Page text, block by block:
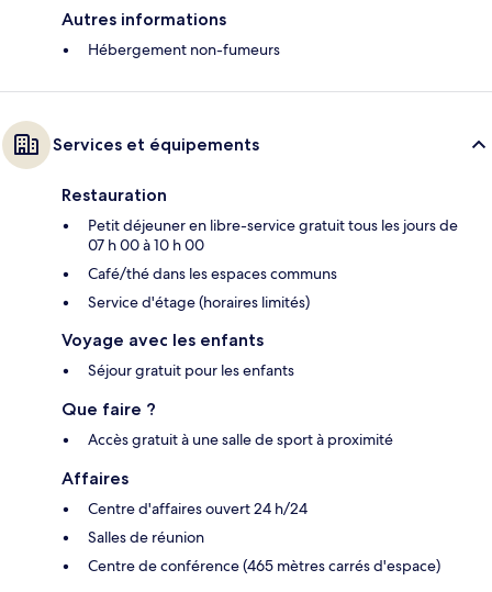
Autres informations
Hébergement non-fumeurs
Services et équipements
Restauration
Petit déjeuner en libre-service gratuit tous les jours de
07 h 00 à 10 h 00
Café/thé dans les espaces communs
Service d'étage (horaires limités)
Voyage avec les enfants
Séjour gratuit pour les enfants
Que faire ?
Accès gratuit à une salle de sport à proximité
Affaires
Centre d'affaires ouvert 24 h/24
Salles de réunion
Centre de conférence (465 mètres carrés d'espace)